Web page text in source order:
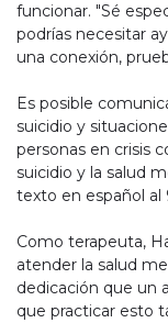
funcionar. "Sé
podrías necesitar
una conexión,
Es posible
suicidio y
personas en crisis
suicidio y la salud
texto en español
Como terapeuta,
atender la salud
dedicación que un
que practicar esto